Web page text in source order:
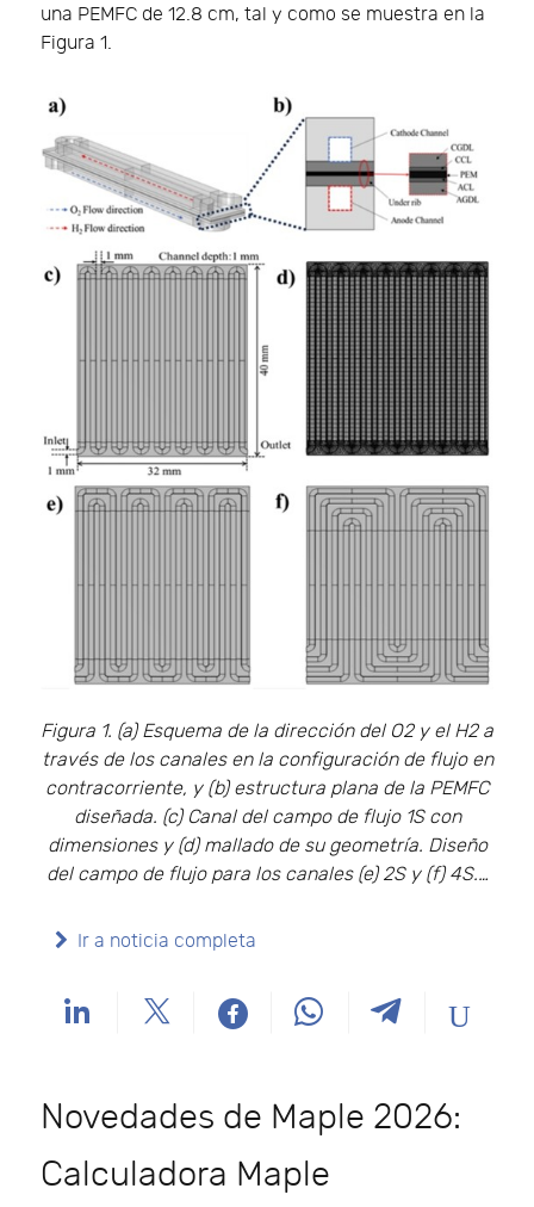
una PEMFC de 12.8 cm, tal y como se muestra en la
Figura 1.
Figura 1. (a) Esquema de la dirección del O2 y el H2 a
través de los canales en la configuración de flujo en
contracorriente, y (b) estructura plana de la PEMFC
diseñada. (c) Canal del campo de flujo 1S con
dimensiones y (d) mallado de su geometría. Diseño
del campo de flujo para los canales (e) 2S y (f) 4S.…
Ir a noticia completa
Novedades de Maple 2026:
Calculadora Maple